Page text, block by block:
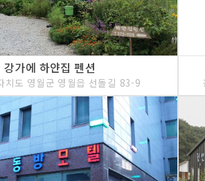
강가에 하얀집 펜션
치도 영월군 영월읍 선돌길 83-9